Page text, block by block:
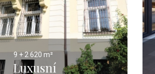
9 + 2 620 m²
Luxusní